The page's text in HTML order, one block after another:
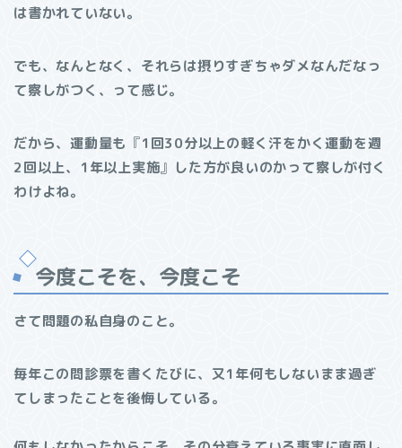
は書かれていない。
でも、なんとなく、それらは摂りすぎちゃダメなんだなっ
て察しがつく、って感じ。
だから、運動量も 『1回30分以上の軽く汗をかく運動を週
2回以上、1年以上実施』 した方が良いのかって察しが付く
わけよね。
今度こそを、今度こそ
さて問題の私自身のこと。
毎年この問診票を書くたびに、又1年何もしないまま過ぎ
てしまったことを後悔している。